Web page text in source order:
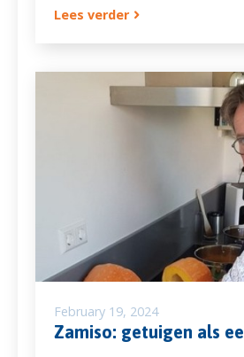
Lees verder
February 19, 2024
Zamiso: getuigen als